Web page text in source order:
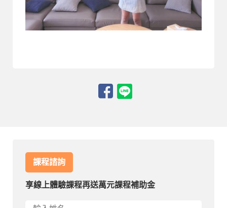
課程諮詢
享線上體驗課程再送萬元課程補助金